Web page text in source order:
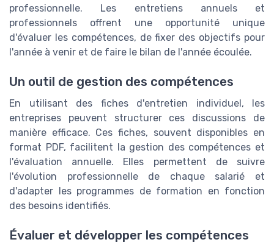
professionnelle. Les entretiens annuels et
professionnels offrent une opportunité unique
d'évaluer les compétences, de fixer des objectifs pour
l'année à venir et de faire le bilan de l'année écoulée.
Un outil de gestion des compétences
En utilisant des fiches d'entretien individuel, les
entreprises peuvent structurer ces discussions de
manière efficace. Ces fiches, souvent disponibles en
format PDF, facilitent la gestion des compétences et
l'évaluation annuelle. Elles permettent de suivre
l'évolution professionnelle de chaque salarié et
d'adapter les programmes de formation en fonction
des besoins identifiés.
Évaluer et développer les compétences